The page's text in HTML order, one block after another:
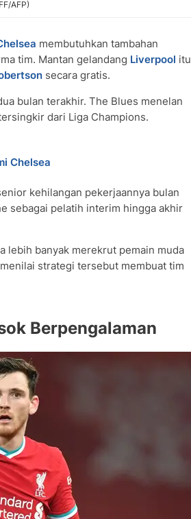
AFP)
membutuhkan tambahan
tim. Mantan gelandang Liverpool itu
secara gratis.
bulan terakhir. The Blues menelan
dari Liga Champions.
Chelsea
kehilangan pekerjaannya bulan
sebagai pelatih interim hingga akhir
lebih banyak merekrut pemain muda
strategi tersebut membuat tim
Berpengalaman